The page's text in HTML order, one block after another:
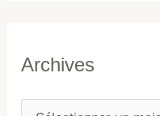
Archives